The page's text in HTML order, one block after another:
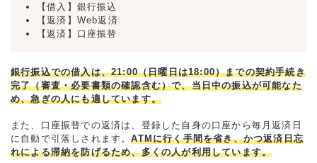
【借入】銀行振込
【返済】Web返済
【返済】口座振替
銀行振込での借入は、21:00（日曜日は18:00）までの契約手続き
完了（審査・必要書類の確認含む）で、当日中の振込が可能なた
め、急ぎの人にも適しています。
また、口座振替での返済は、登録した自身の口座から毎月返済日
に自動で引落しされます。ATMに行く手間を省き、かつ返済日忘
れによる滞納を防げるため、多くの人が利用しています。